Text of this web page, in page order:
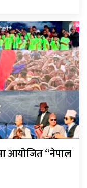
आयोजित “नेपाल